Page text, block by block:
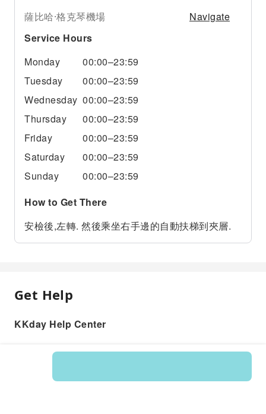
薩比哈·格克琴機場
Navigate
Service Hours
Monday
00:00–23:59
Tuesday
00:00–23:59
Wednesday 00:00–23:59
Thursday
00:00–23:59
Friday
00:00–23:59
Saturday
00:00–23:59
Sunday
00:00–23:59
How to Get There
安檢後,左轉. 然後乘坐右手邊的自動扶梯到夾層.
Get Help
KKday Help Center
Product: 597483